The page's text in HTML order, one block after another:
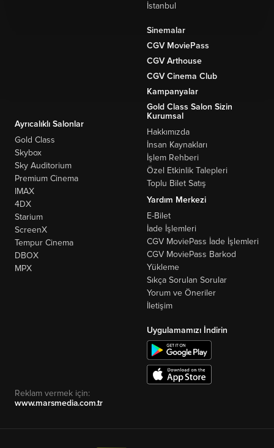
İstanbul
Sinemalar
CGV MoviePass
CGV Arthouse
CGV Cinema Club
Kampanyalar
Gold Class Salon Sizin
Ayrıcalıklı Salonlar
Gold Class
Skybox
Sky Auditorium
Premium Cinema
IMAX
4DX
Starium
ScreenX
Tempur Cinema
DBOX
MPX
Kurumsal
Hakkımızda
İnsan Kaynakları
İşlem Rehberi
Özel Etkinlik Talepleri
Toplu Bilet Satış
Yardım Merkezi
E-Bilet
İade İşlemleri
CGV MoviePass İade İşlemleri
CGV MoviePass Barkod
Yükleme
Sıkça Sorulan Sorular
Yorum ve Öneriler
İletişim
Uygulamamızı İndirin
Reklam vermek için:
www.marsmedia.com.tr